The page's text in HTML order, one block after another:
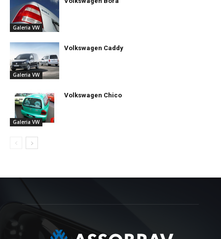
Galeria VW
Galeria VW
Volkswagen Caddy
Galeria VW
Volkswagen Chico